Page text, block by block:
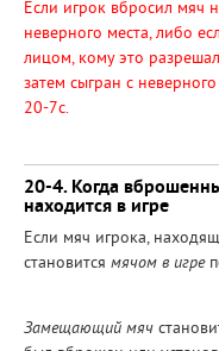
Если игрок вбросил мяч
неверного места, либо
лицом, кому это
затем сыгран с
20-7с.
20-4. Когда
находится в игре
Если мяч игрока,
становится мячом в игре
Замещающий мяч